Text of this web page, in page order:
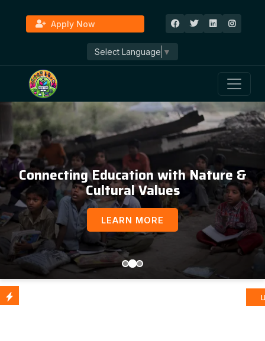
Apply Now
Select Language ▼
Education, Awareness & Social
Development
LEARN MORE
आज़ादी का